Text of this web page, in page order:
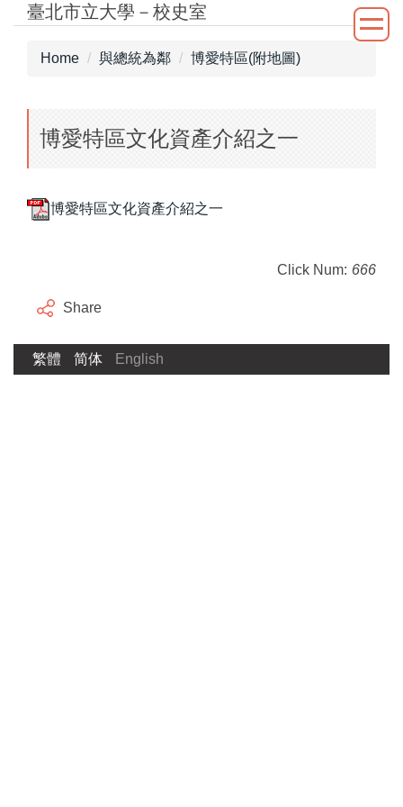
Jump
臺北市立大學－校史室
Home 與總統為鄰 博愛特區(附地圖)
博愛特區文化資產介紹之一
博愛特區文化資產介紹之一
Click Num: 666
Share
繁體 简体 English